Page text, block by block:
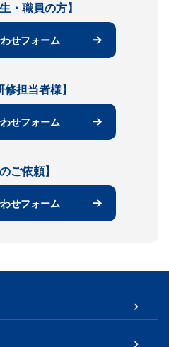
・職員の方】
せフォーム
修担当者様】
せフォーム
ご依頼】
せフォーム